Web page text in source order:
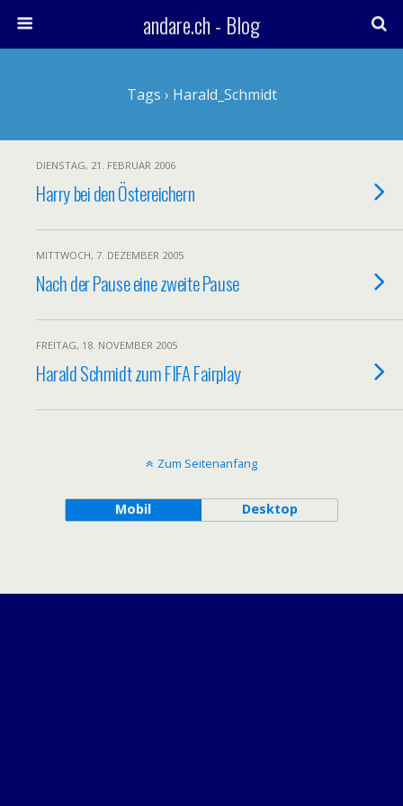
andare.ch - Blog
Tags › Harald_Schmidt
DIENSTAG, 21. FEBRUAR 2006
Harry bei den Östereichern
MITTWOCH, 7. DEZEMBER 2005
Nach der Pause eine zweite Pause
FREITAG, 18. NOVEMBER 2005
Harald Schmidt zum FIFA Fairplay
Zum Seitenanfang
Mobil Desktop